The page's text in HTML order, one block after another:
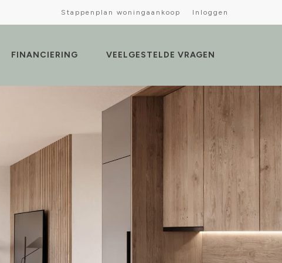
Stappenplan woningaankoop Inloggen
FINANCIERING VEELGESTELDE VRAGEN